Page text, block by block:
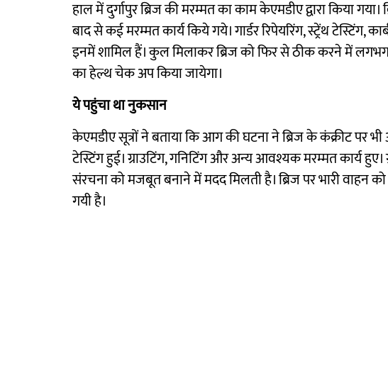
हाल में दुर्गापुर ब्रिज की मरम्मत का काम केएमडीए द्वारा किया
बाद से कई मरम्मत कार्य किये गये। गार्डर रिपेयरिंग, स्ट्रेंथ टेस्टिंग,
इनमें शामिल हैं। कुल मिलाकर ब्रिज को फिर से ठीक करने में
का हेल्थ चेक अप किया जायेगा।
ये पहुंचा था नुकसान
केएमडीए सूत्रों ने बताया कि आग की घटना ने ब्रिज के कंक्रीट पर
टेस्टिंग हुई। ग्राउटिंग, गनिटिंग और अन्य आवश्यक मरम्मत कार्य हुए।
संरचना को मजबूत बनाने में मदद मिलती है। ब्रिज पर भारी वाहन
गयी है।